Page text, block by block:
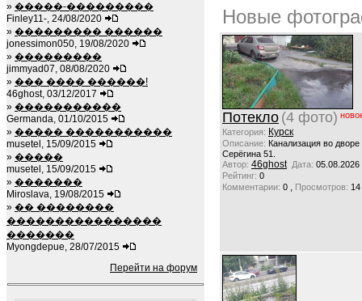
» �����-���������
Finley11-, 24/08/2020
» ��������� ������
jonessimon050, 19/08/2020
» ���������
jimmyad07, 08/08/2020
» ��� ���� ������!
46ghost, 03/12/2017
» �����������
Germanda, 01/10/2015
» ����� �����������
musetel, 15/09/2015
» �����
musetel, 15/09/2015
» �������
Miroslava, 19/08/2015
» �� ��������
����������������
�������
Myongdepue, 28/07/2015
Перейти на форум
Новые
Потекло (4 фото)
Категория: Курск
Описание: Канализация во
Серёгина 51.
Автор: 46ghost Дата: 05.08.2026
Рейтинг: 0
Комментарии: 0 , Просмотров: 14